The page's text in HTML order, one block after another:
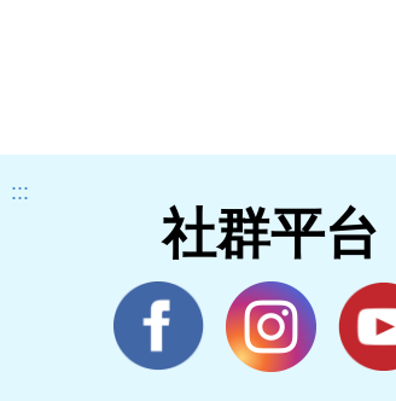
:::
社群平台